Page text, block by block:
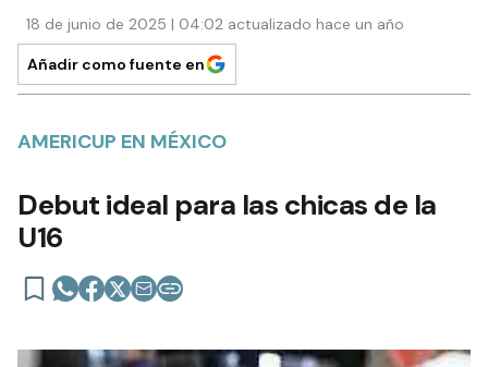
18 de junio de 2025 | 04:02 actualizado hace un año
Añadir como fuente en
AMERICUP EN MÉXICO
Debut ideal para las chicas de la
U16